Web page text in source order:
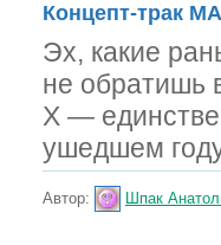
Концепт-трак
Эх, какие
не обратишь
X —
ушедшем
Автор: Шпак